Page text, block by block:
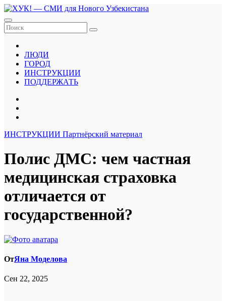
Перейти
к
содержанию
ЛЮДИ
ГОРОД
ИНСТРУКЦИИ
ПОДДЕРЖАТЬ
ИНСТРУКЦИИ Партнёрский материал
Полис ДМС: чем частная
медицинская страховка
отличается от
государственной?
ОтЯна Моделова
Сен 22, 2025